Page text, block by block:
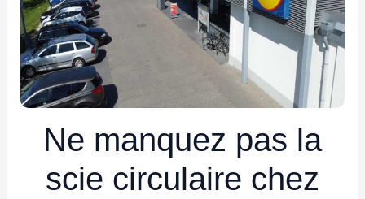
Ne manquez pas la
scie circulaire chez